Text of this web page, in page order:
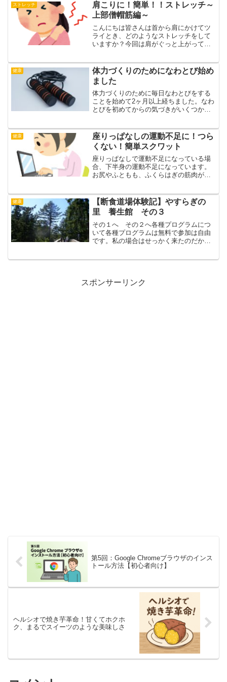
をほぐしたりするのも有効...
ストレッチ
肩こりに！簡単！！ストレッチ～
上部僧帽筋編～
こんにちは皆さんは首から肩にかけてツ
ライとき、どのようなストレッチをして
いますか？今回は肩がぐっと上がってし
らをどうぞ～（2分14秒）僧帽筋という筋
肉があるのですが、重...
健康
体力づくりのためになわとび始め
ました
体力づくりのために毎日なわとびをする
ことを始めて2ヶ月以上経ちました。なわ
とびを初めてからの気づきがいくつかあ
グやマラソンをするほど体力がないと感
じている人やあまり走る...
健康
座りっぱなしの運動不足に！つら
くない！簡単スクワット
座りっぱなしで運動不足になっている場
合、下半身の運動不足になっています。
お尻やふともも、ふくらはぎの筋肉が動
す。スクワットは下半身全体の筋肉を使
いますので、とてもいいエ...
健康
【断食道場体験記】やすらぎの
里 養生館 その３
その１へ その２へ各種プログラムにつ
いて各種プログラムは無料で参加は自由
です。私の場合はせっかく来たのだから
スポンサーリンク
第5回：Google Chromeブラウザのインス
トール方法【初心者向け】
ヘルシオで焼き芋革命！甘くてホクホ
ク、まるでスイーツのような美味しさ